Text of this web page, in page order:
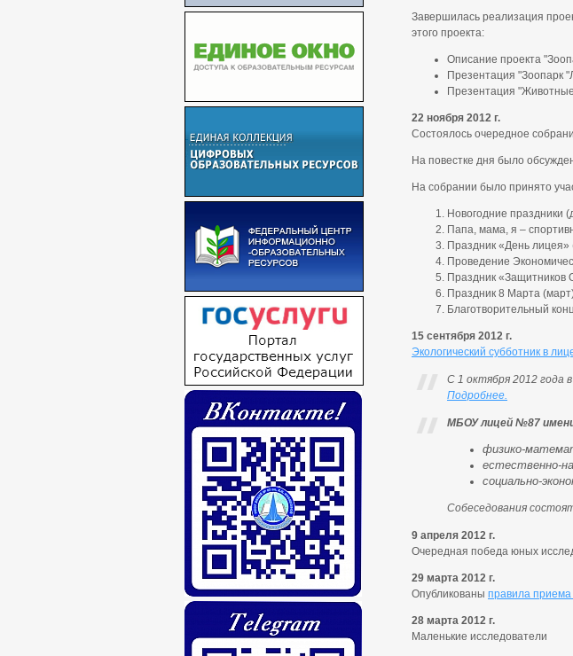
Завершилась реализация
этого проекта:
Описание проекта
Презентация "Зоопарк
Презентация
22 ноября 2012 г.
Состоялось очередное
На повестке дня было
На собрании было принято
Новогодние праздники
Папа, мама, я –
Праздник «День
Проведение
Праздник «Защитников
Праздник 8 Марта
Благотворительный
15 сентября 2012 г.
Экологический субботник в
С 1 октября 2012 года
Подробнее.
МБОУ лицей №87
физико-
естественно-
социально-
Собеседования
9 апреля 2012 г.
Очередная победа юных
29 марта 2012 г.
Опубликованы правила приема
28 марта 2012 г.
Маленькие исследователи